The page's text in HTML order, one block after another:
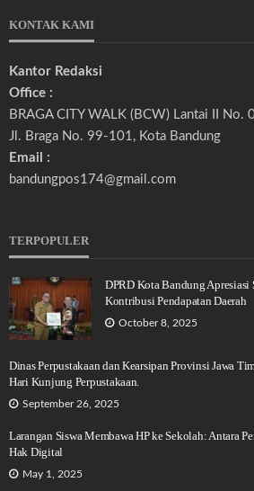
KONTAK KAMI
Kantor Redaksi
Office :
BRAGA CITY WALK (BCW) Lantai II No.
Jl. Braga No. 99-101, Kota Bandung
Email :
bandungpos174@gmail.com
TERPOPULER
DPRD Kota Bandung Apresiasi
Kontribusi Pendapatan Daerah
October 8, 2025
Dinas Perpustakaan dan Kearsipan Provinsi Jawa
Hari Kunjung Perpustakaan.
September 26, 2025
Larangan Siswa Membawa HP ke Sekolah: Antara
Hak Digital
May 1, 2025